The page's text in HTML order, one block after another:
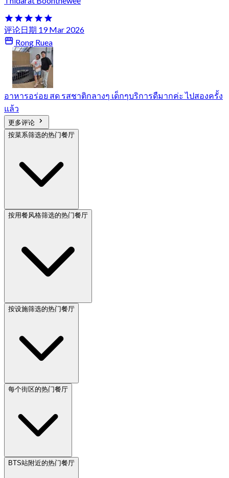
评论日期 19 Mar 2026
Rong Ruea
อาหารอร่อย สด รสชาติกลางๆ เด็กๆบริการดืมากค่ะ ไปสองครั้ง
แล้ว
更多评论
按菜系筛选的热门餐厅
按用餐风格筛选的热门餐厅
按设施筛选的热门餐厅
每个街区的热门餐厅
BTS站附近的热门餐厅